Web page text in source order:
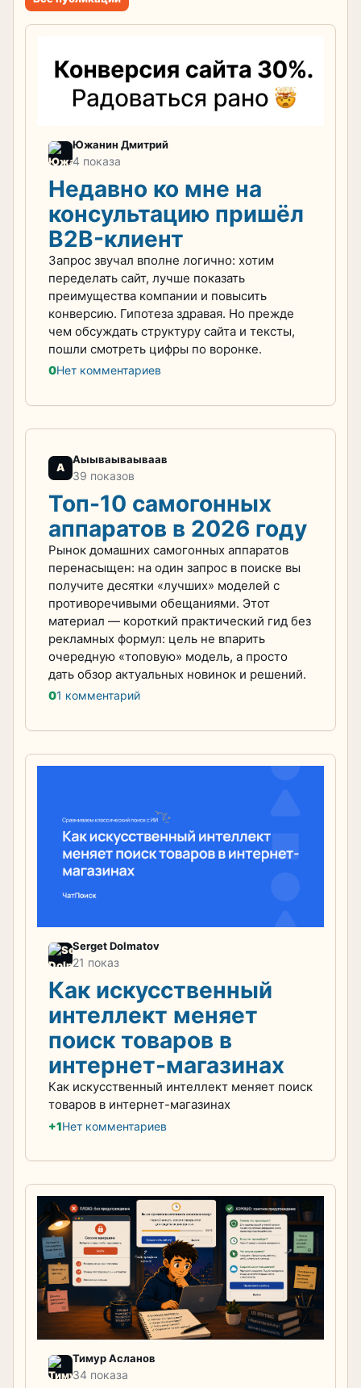
Южанин Дмитрий
4 показа
Недавно ко мне на
консультацию пришёл
B2B-клиент
Запрос звучал вполне логично: хотим
переделать сайт, лучше показать
преимущества компании и повысить
конверсию. Гипотеза здравая. Но прежде
чем обсуждать структуру сайта и тексты,
пошли смотреть цифры по воронке.
0Нет комментариев
А
Аыываываываав
39 показов
Топ-10 самогонных
аппаратов в 2026 году
Рынок домашних самогонных аппаратов
перенасыщен: на один запрос в поиске вы
получите десятки «лучших» моделей с
противоречивыми обещаниями. Этот
материал — короткий практический гид без
рекламных формул: цель не впарить
очередную «топовую» модель, а просто
дать обзор актуальных новинок и решений.
01 комментарий
Serget Dolmatov
21 показ
Как искусственный
интеллект меняет
поиск товаров в
интернет-магазинах
Как искусственный интеллект меняет поиск
товаров в интернет-магазинах
+1Нет комментариев
Тимур Асланов
34 показа